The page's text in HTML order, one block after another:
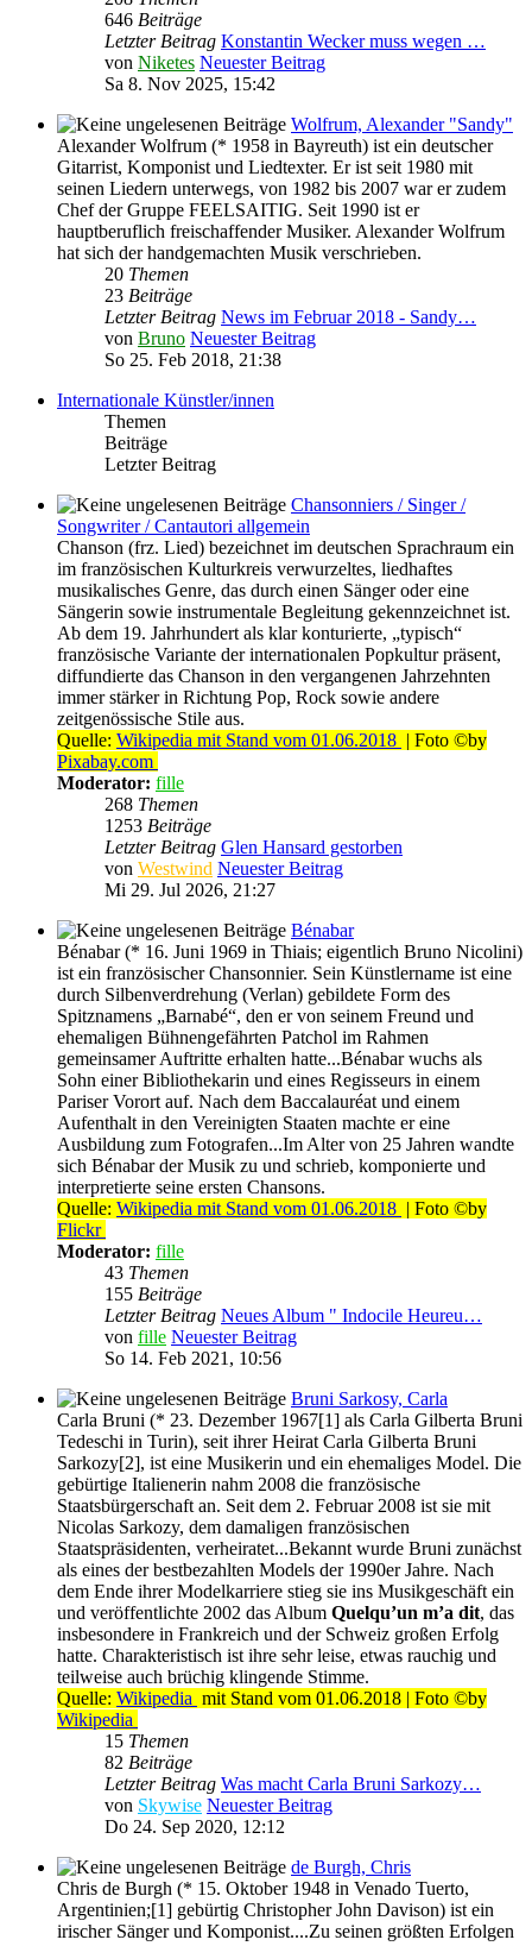
646 Beiträge
Letzter Beitrag Konstantin Wecker muss wegen …
von Niketes Neuester Beitrag
Sa 8. Nov 2025, 15:42
Wolfrum, Alexander "Sandy"
Alexander Wolfrum (* 1958 in Bayreuth) ist ein deutscher
Gitarrist, Komponist und Liedtexter. Er ist seit 1980 mit
seinen Liedern unterwegs, von 1982 bis 2007 war er zudem
Chef der Gruppe FEELSAITIG. Seit 1990 ist er
hauptberuflich freischaffender Musiker. Alexander Wolfrum
hat sich der handgemachten Musik verschrieben.
20 Themen
23 Beiträge
Letzter Beitrag News im Februar 2018 - Sandy…
von Bruno Neuester Beitrag
So 25. Feb 2018, 21:38
Internationale Künstler/innen
Themen
Beiträge
Letzter Beitrag
Chansonniers / Singer /
Songwriter / Cantautori allgemein
Chanson (frz. Lied) bezeichnet im deutschen Sprachraum ein
im französischen Kulturkreis verwurzeltes, liedhaftes
musikalisches Genre, das durch einen Sänger oder eine
Sängerin sowie instrumentale Begleitung gekennzeichnet ist.
Ab dem 19. Jahrhundert als klar konturierte, „typisch“
französische Variante der internationalen Popkultur präsent,
diffundierte das Chanson in den vergangenen Jahrzehnten
immer stärker in Richtung Pop, Rock sowie andere
zeitgenössische Stile aus.
Quelle: Wikipedia mit Stand vom 01.06.2018 | Foto ©by
Pixabay.com
Moderator: fille
268 Themen
1253 Beiträge
Letzter Beitrag Glen Hansard gestorben
von Westwind Neuester Beitrag
Mi 29. Jul 2026, 21:27
Bénabar
Bénabar (* 16. Juni 1969 in Thiais; eigentlich Bruno Nicolini)
ist ein französischer Chansonnier. Sein Künstlername ist eine
durch Silbenverdrehung (Verlan) gebildete Form des
Spitznamens „Barnabé“, den er von seinem Freund und
ehemaligen Bühnengefährten Patchol im Rahmen
gemeinsamer Auftritte erhalten hatte...Bénabar wuchs als
Sohn einer Bibliothekarin und eines Regisseurs in einem
Pariser Vorort auf. Nach dem Baccalauréat und einem
Aufenthalt in den Vereinigten Staaten machte er eine
Ausbildung zum Fotografen...Im Alter von 25 Jahren wandte
sich Bénabar der Musik zu und schrieb, komponierte und
interpretierte seine ersten Chansons.
Quelle: Wikipedia mit Stand vom 01.06.2018 | Foto ©by
Flickr
Moderator: fille
43 Themen
155 Beiträge
Letzter Beitrag Neues Album " Indocile Heureu…
von fille Neuester Beitrag
So 14. Feb 2021, 10:56
Bruni Sarkosy, Carla
Carla Bruni (* 23. Dezember 1967[1] als Carla Gilberta Bruni
Tedeschi in Turin), seit ihrer Heirat Carla Gilberta Bruni
Sarkozy[2], ist eine Musikerin und ein ehemaliges Model. Die
gebürtige Italienerin nahm 2008 die französische
Staatsbürgerschaft an. Seit dem 2. Februar 2008 ist sie mit
Nicolas Sarkozy, dem damaligen französischen
Staatspräsidenten, verheiratet...Bekannt wurde Bruni zunächst
als eines der bestbezahlten Models der 1990er Jahre. Nach
dem Ende ihrer Modelkarriere stieg sie ins Musikgeschäft ein
und veröffentlichte 2002 das Album Quelqu’un m’a dit, das
insbesondere in Frankreich und der Schweiz großen Erfolg
hatte. Charakteristisch ist ihre sehr leise, etwas rauchig und
teilweise auch brüchig klingende Stimme.
Quelle: Wikipedia mit Stand vom 01.06.2018 | Foto ©by
Wikipedia
15 Themen
82 Beiträge
Letzter Beitrag Was macht Carla Bruni Sarkozy…
von Skywise Neuester Beitrag
Do 24. Sep 2020, 12:12
de Burgh, Chris
Chris de Burgh (* 15. Oktober 1948 in Venado Tuerto,
Argentinien;[1] gebürtig Christopher John Davison) ist ein
irischer Sänger und Komponist....Zu seinen größten Erfolgen